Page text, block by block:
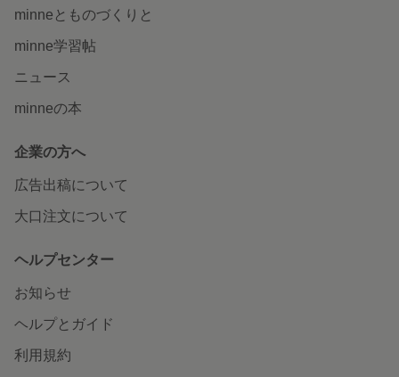
minneとものづくりと
minne学習帖
ニュース
minneの本
企業の方へ
広告出稿について
大口注文について
ヘルプセンター
お知らせ
ヘルプとガイド
利用規約